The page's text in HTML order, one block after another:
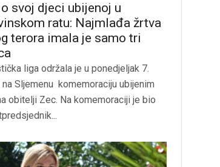
svoj djeci ubijenoj u
ratu: Najmlađa žrtva
terora imala je samo tri
liga održala je u ponedjeljak 7.
Sljemenu komemoraciju ubijenim
obitelji Zec. Na komemoraciji je bio